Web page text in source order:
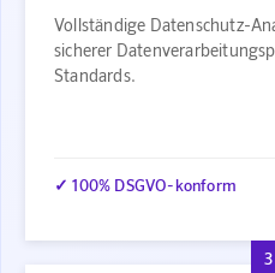
Vollständige Datenschutz-
sicherer
Standards.
✓ 100% DSGVO-konform
3